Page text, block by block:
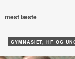
mest læste
GYMNASIET, HF OG